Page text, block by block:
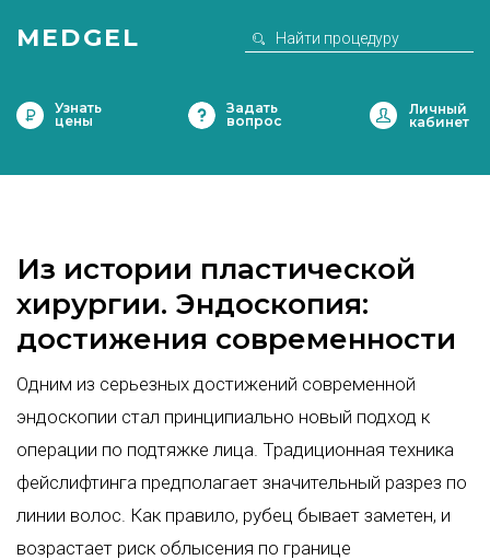
MEDGEL
Узнать
цены
Задать
вопрос
Из истории пластической
хирургии. Эндоскопия:
достижения современности
Одним из серьезных достижений современной
эндоскопии стал принципиально новый подход к
операции по подтяжке лица. Традиционная техника
фейслифтинга предполагает значительный разрез по
линии волос. Как правило, рубец бывает заметен, и
возрастает риск облысения по границе